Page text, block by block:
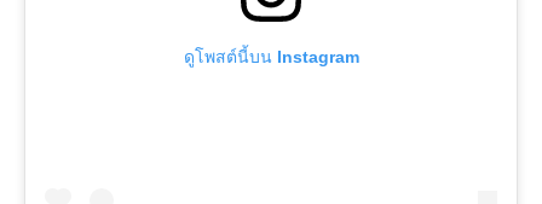
ดูโพสต์นี้บน Instagram